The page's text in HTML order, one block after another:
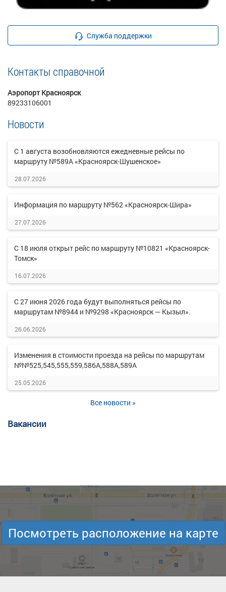
Служба поддержки
Контакты справочной
Аэропорт Красноярск
89233106001
Новости
С 1 августа возобновляются ежедневные рейсы по
маршруту №589А «Красноярск-Шушенское»
28.07.2026
Информация по маршруту №562 «Красноярск-Шира»
27.07.2026
С 18 июля открыт рейс по маршруту №10821 «Красноярск-
Томск»
16.07.2026
С 27 июня 2026 года будут выполняться рейсы по
маршрутам №8944 и №9298 «Красноярск — Кызыл».
26.06.2026
Изменения в стоимости проезда на рейсы по маршрутам
№№525,545,555,559,586А,588А,589А
25.05.2026
Все новости »
Вакансии
Посмотреть расположение на карте